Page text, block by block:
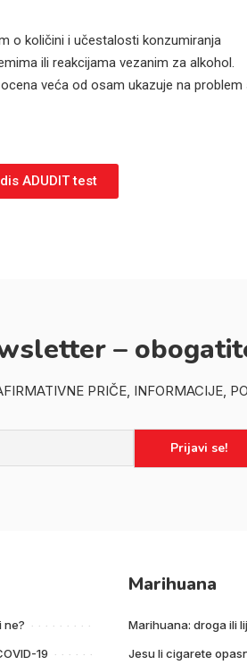
o količini i učestalosti konzumiranja
ili reakcijama vezanim za alkohol.
veća od osam ukazuje na problem
ADUDIT test
–
PRIČE, INFORMACIJE,
ne?
19
Marihuana
Marihuana: droga ili
Jesu li cigarete